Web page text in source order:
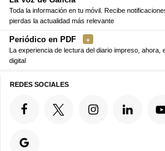
Toda la información en tu móvil. Recibe
pierdas la actualidad más relevante
Periódico en PDF
La experiencia de lectura del diario impreso, ahora,
digital
REDES SOCIALES